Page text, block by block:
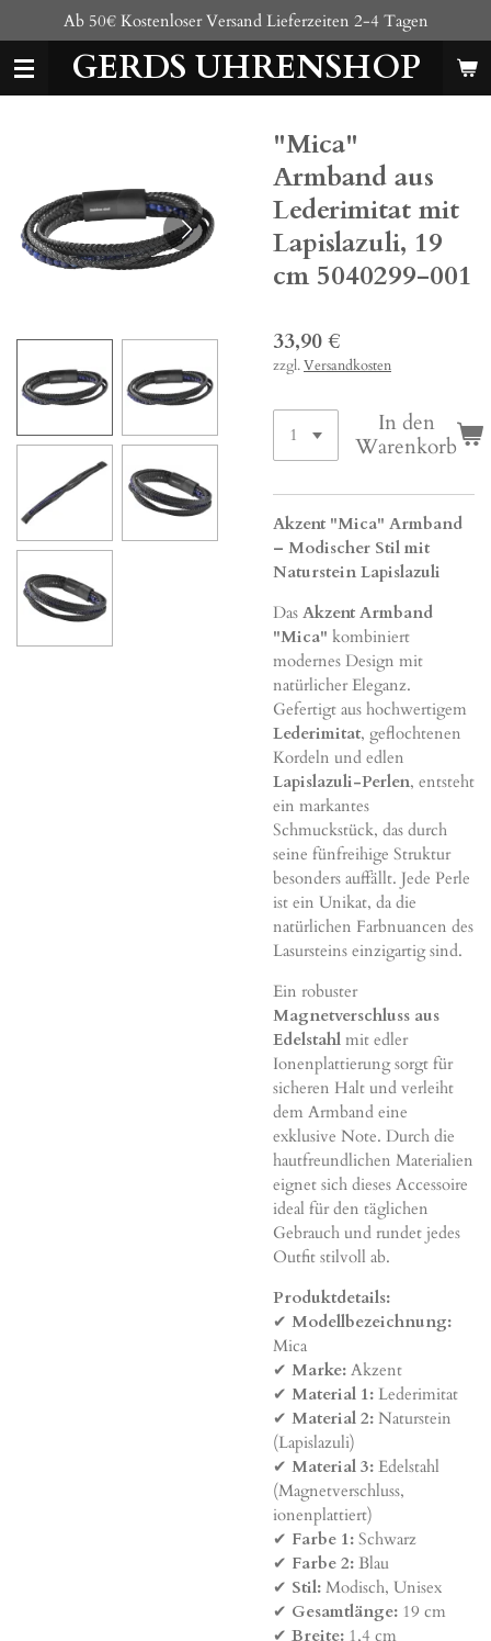
Hauptinhalt
springenGERDS UHRENSHOP
Ab 50€ Kostenloser Versand Lieferzeiten 2-4 Tagen
"Mica"
Armband aus
Lederimitat mit
Lapislazuli, 19
cm 5040299-001
33,90 €
zzgl.Versandkosten
In den
Warenkorb
Akzent "Mica" Armband
– Modischer Stil mit
Naturstein Lapislazuli
Das Akzent Armband
"Mica" kombiniert
modernes Design mit
natürlicher Eleganz.
Gefertigt aus hochwertigem
Lederimitat, geflochtenen
Kordeln und edlen
Lapislazuli-Perlen, entsteht
ein markantes
Schmuckstück, das durch
seine fünfreihige Struktur
besonders auffällt. Jede Perle
ist ein Unikat, da die
natürlichen Farbnuancen des
Lasursteins einzigartig sind.
Ein robuster
Magnetverschluss aus
Edelstahl mit edler
Ionenplattierung sorgt für
sicheren Halt und verleiht
dem Armband eine
exklusive Note. Durch die
hautfreundlichen Materialien
eignet sich dieses Accessoire
ideal für den täglichen
Gebrauch und rundet jedes
Outfit stilvoll ab.
Produktdetails:
✔ Modellbezeichnung:
Mica
✔ Marke: Akzent
✔ Material 1: Lederimitat
✔ Material 2: Naturstein
(Lapislazuli)
✔ Material 3: Edelstahl
(Magnetverschluss,
ionenplattiert)
✔ Farbe 1: Schwarz
✔ Farbe 2: Blau
✔ Stil: Modisch, Unisex
✔ Gesamtlänge: 19 cm
✔ Breite: 1,4 cm